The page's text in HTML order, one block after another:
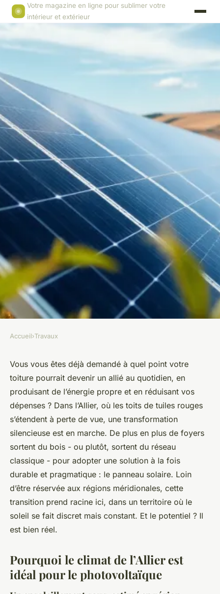
Votre magazine en ligne pour sublimer votre
intérieur et extérieur
Top 5 avantages des panneaux
solaires en Allier à considérer
Auberte•01/04/2026 13:52 •10 min de lecture
Accueil›Travaux
Vous vous êtes déjà demandé à quel point votre
toiture pourrait devenir un allié au quotidien, en
produisant de l’énergie propre et en réduisant vos
dépenses ? Dans l’Allier, où les toits de tuiles rouges
s’étendent à perte de vue, une transformation
silencieuse est en marche. De plus en plus de foyers
sortent du bois - ou plutôt, sortent du réseau
classique - pour adopter une solution à la fois
durable et pragmatique : le panneau solaire. Loin
d’être réservée aux régions méridionales, cette
transition prend racine ici, dans un territoire où le
soleil se fait discret mais constant. Et le potentiel ? Il
est bien réel.
Pourquoi le climat de l’Allier est
idéal pour le photovoltaïque